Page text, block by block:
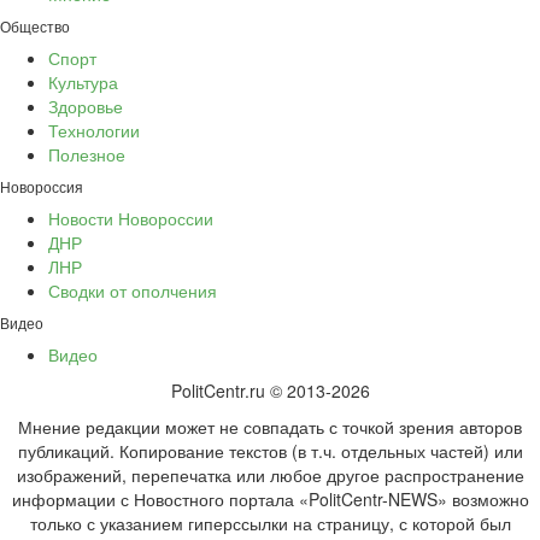
Общество
Спорт
Культура
Здоровье
Технологии
Полезное
Новороссия
Новости Новороссии
ДНР
ЛНР
Сводки от ополчения
Видео
Видео
PolitCentr.ru © 2013-2026
Мнение редакции может не совпадать с точкой зрения авторов
публикаций. Копирование текстов (в т.ч. отдельных частей) или
изображений, перепечатка или любое другое распространение
информации с Новостного портала «PolitCentr-NEWS» возможно
только с указанием гиперссылки на страницу, с которой был